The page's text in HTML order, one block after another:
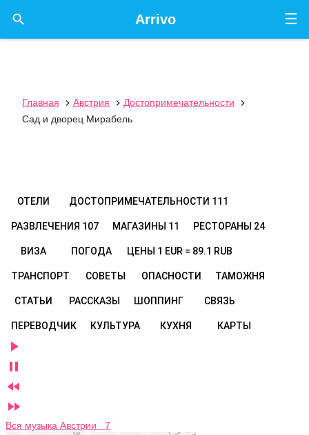
☰
Arrivo

Главная  Австрия  Достопримечательности

Сад и дворец Мирабель
ОТЕЛИ ДОСТОПРИМЕЧАТЕЛЬНОСТИ 111
РАЗВЛЕЧЕНИЯ 107 МАГАЗИНЫ 11 РЕСТОРАНЫ 24
ВИЗА ПОГОДА ЦЕНЫ 1 EUR = 89.1 RUB
ТРАНСПОРТ СОВЕТЫ ОПАСНОСТИ ТАМОЖНЯ
СТАТЬИ РАССКАЗЫ ШОППИНГ СВЯЗЬ
ПЕРЕВОДЧИК КУЛЬТУРА КУХНЯ КАРТЫ




Вся музыка Австрии 7